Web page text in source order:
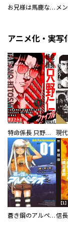
お兄様は馬鹿なんですか？～地味王女は婚約破棄に巻き込まれる～
アニメ化・実写
特命係長 只野仁ファイナル 愛蔵版
蒼き鋼のアルペジオ